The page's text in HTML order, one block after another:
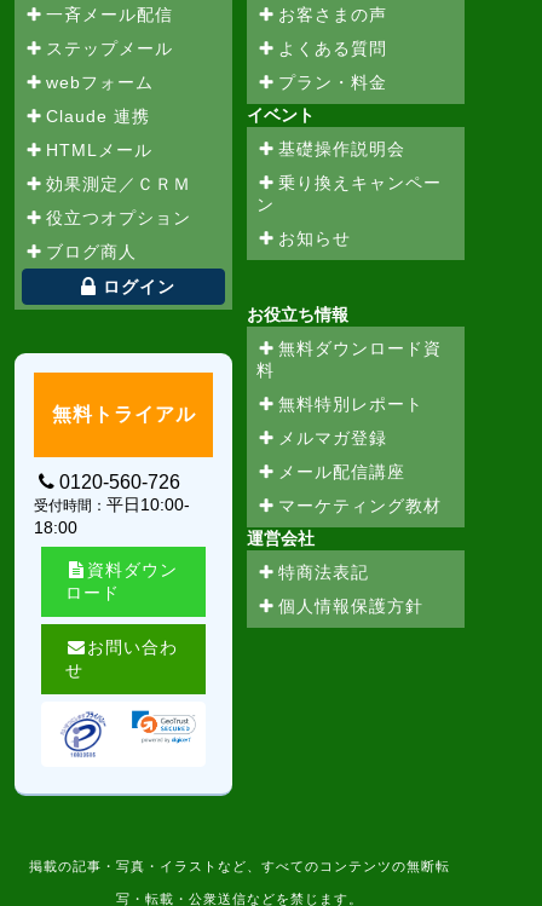
一斉メール配信
ステップメール
webフォーム
Claude 連携
HTMLメール
効果測定／ＣＲＭ
役立つオプション
ブログ商人
ログイン
お客さまの声
よくある質問
プラン・料金
イベント
基礎操作説明会
乗り換えキャンペー
ン
お知らせ
お役立ち情報
無料ダウンロード資
料
無料特別レポート
メルマガ登録
メール配信講座
マーケティング教材
運営会社
特商法表記
個人情報保護方針
無料トライアル
0120-560-726
受付時間： 平日10:00-
18:00
資料ダウン
ロード
お問い合わ
せ
掲載の記事・写真・イラストなど、すべてのコンテンツの無断転
写・転載・公衆送信などを禁じます。